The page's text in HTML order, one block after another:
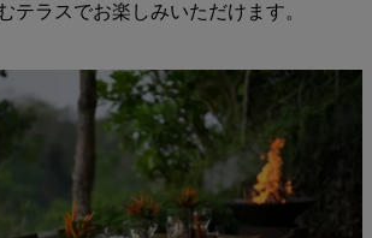
テラスでお楽しみいただけます。